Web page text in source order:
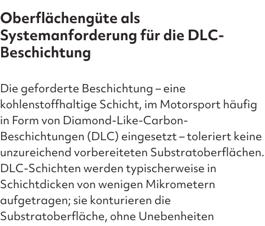
Oberflächengüte als
Systemanforderung für die DLC-
Beschichtung
Die geforderte Beschichtung – eine
kohlenstoffhaltige Schicht, im Motorsport häufig
in Form von Diamond-Like-Carbon-
Beschichtungen (DLC) eingesetzt – toleriert keine
unzureichend vorbereiteten Substratoberflächen.
DLC-Schichten werden typischerweise in
Schichtdicken von wenigen Mikrometern
aufgetragen; sie konturieren die
Substratoberfläche, ohne Unebenheiten